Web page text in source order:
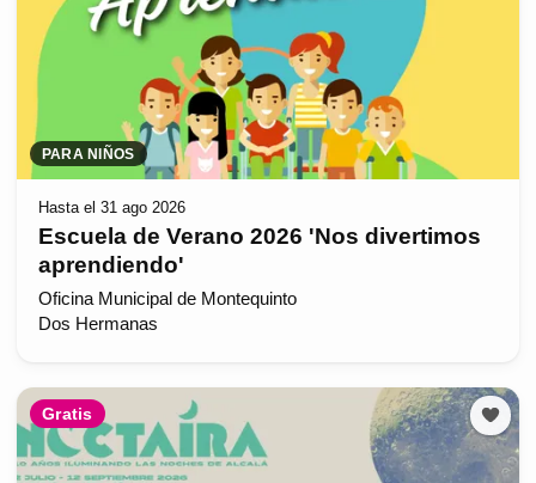
PARA NIÑOS
Hasta el 31 ago 2026
Escuela de Verano 2026 'Nos divertimos
aprendiendo'
Oficina Municipal de Montequinto
Dos Hermanas
Gratis